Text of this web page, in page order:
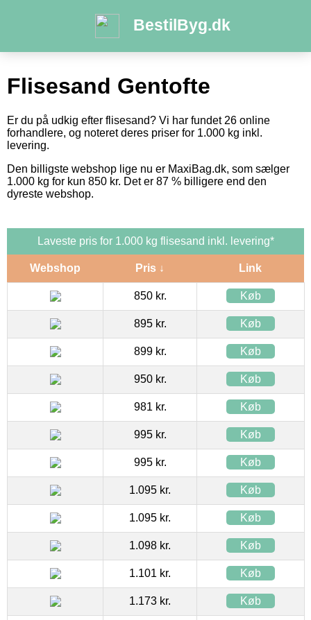
BestilByg.dk
Flisesand Gentofte
Er du på udkig efter flisesand? Vi har fundet 26 online
forhandlere, og noteret deres priser for 1.000 kg inkl.
levering.
Den billigste webshop lige nu er MaxiBag.dk, som sælger
1.000 kg for kun 850 kr. Det er 87 % billigere end den
dyreste webshop.
Laveste pris for 1.000 kg flisesand inkl. levering*
Webshop Pris ↓ Link
850 kr. Køb
895 kr. Køb
899 kr. Køb
950 kr. Køb
981 kr. Køb
995 kr. Køb
995 kr. Køb
1.095 kr. Køb
1.095 kr. Køb
1.098 kr. Køb
1.101 kr. Køb
1.173 kr. Køb